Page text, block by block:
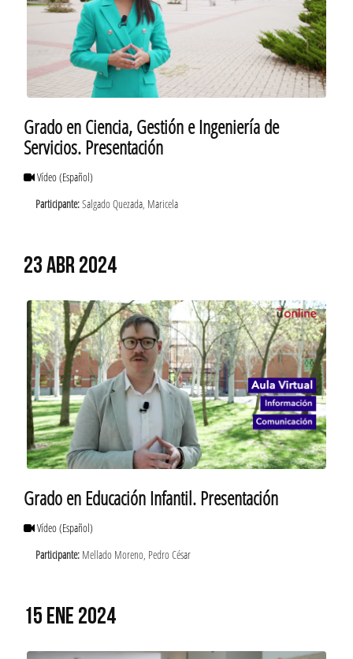
Grado en Ciencia, Gestión e Ingeniería de
Servicios. Presentación
Vídeo(Español)
Participante:Salgado Quezada, Maricela
23 ABR 2024
Grado en Educación Infantil. Presentación
Vídeo(Español)
Participante: Mellado Moreno, Pedro César
15 ENE 2024